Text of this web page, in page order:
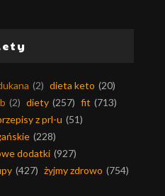
(2) dieta keto (20)
(2) diety (257) fit (713)
z prl-u (51)
(228)
dodatki (927)
(427) żyjmy zdrowo (754)